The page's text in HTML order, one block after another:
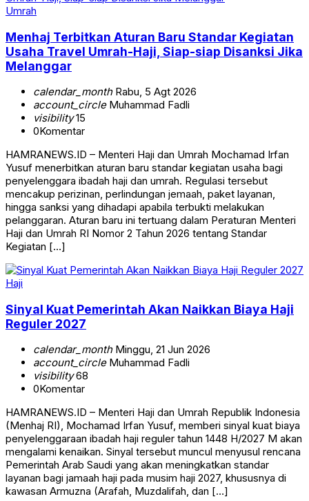
Umrah
Menhaj Terbitkan Aturan Baru Standar Kegiatan
Usaha Travel Umrah-Haji, Siap-siap Disanksi Jika
Melanggar
calendar_monthRabu, 5 Agt 2026
account_circleMuhammad Fadli
visibility15
0Komentar
HAMRANEWS.ID – Menteri Haji dan Umrah Mochamad Irfan
Yusuf menerbitkan aturan baru standar kegiatan usaha bagi
penyelenggara ibadah haji dan umrah. Regulasi tersebut
mencakup perizinan, perlindungan jemaah, paket layanan,
hingga sanksi yang dihadapi apabila terbukti melakukan
pelanggaran. Aturan baru ini tertuang dalam Peraturan Menteri
Haji dan Umrah RI Nomor 2 Tahun 2026 tentang Standar
Kegiatan […]
Haji
Sinyal Kuat Pemerintah Akan Naikkan Biaya Haji
Reguler 2027
calendar_monthMinggu, 21 Jun 2026
account_circleMuhammad Fadli
visibility68
0Komentar
HAMRANEWS.ID – Menteri Haji dan Umrah Republik Indonesia
(Menhaj RI), Mochamad Irfan Yusuf, memberi sinyal kuat biaya
penyelenggaraan ibadah haji reguler tahun 1448 H/2027 M akan
mengalami kenaikan. Sinyal tersebut muncul menyusul rencana
Pemerintah Arab Saudi yang akan meningkatkan standar
layanan bagi jamaah haji pada musim haji 2027, khususnya di
kawasan Armuzna (Arafah, Muzdalifah, dan […]